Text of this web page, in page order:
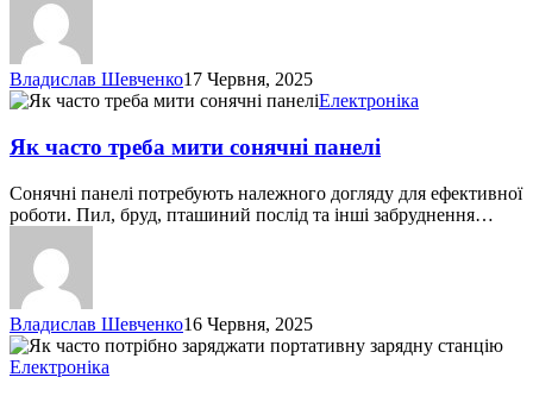
Владислав Шевченко17 Червня, 2025
Як
треба
мити
сонячні
панелі
Електроніка
Як часто треба мити сонячні панелі
Сонячні панелі потребують належного догляду для ефективної
роботи. Пил, бруд, пташиний послід та інші забруднення…
Владислав Шевченко16 Червня, 2025
Як
часто
Електроніка